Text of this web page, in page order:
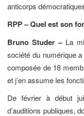
anticorps
RPP – Quel est son
Bruno Studer –La
société du numérique
composée de 18
et j’en assume les
De février à début
d’auditions publiques,